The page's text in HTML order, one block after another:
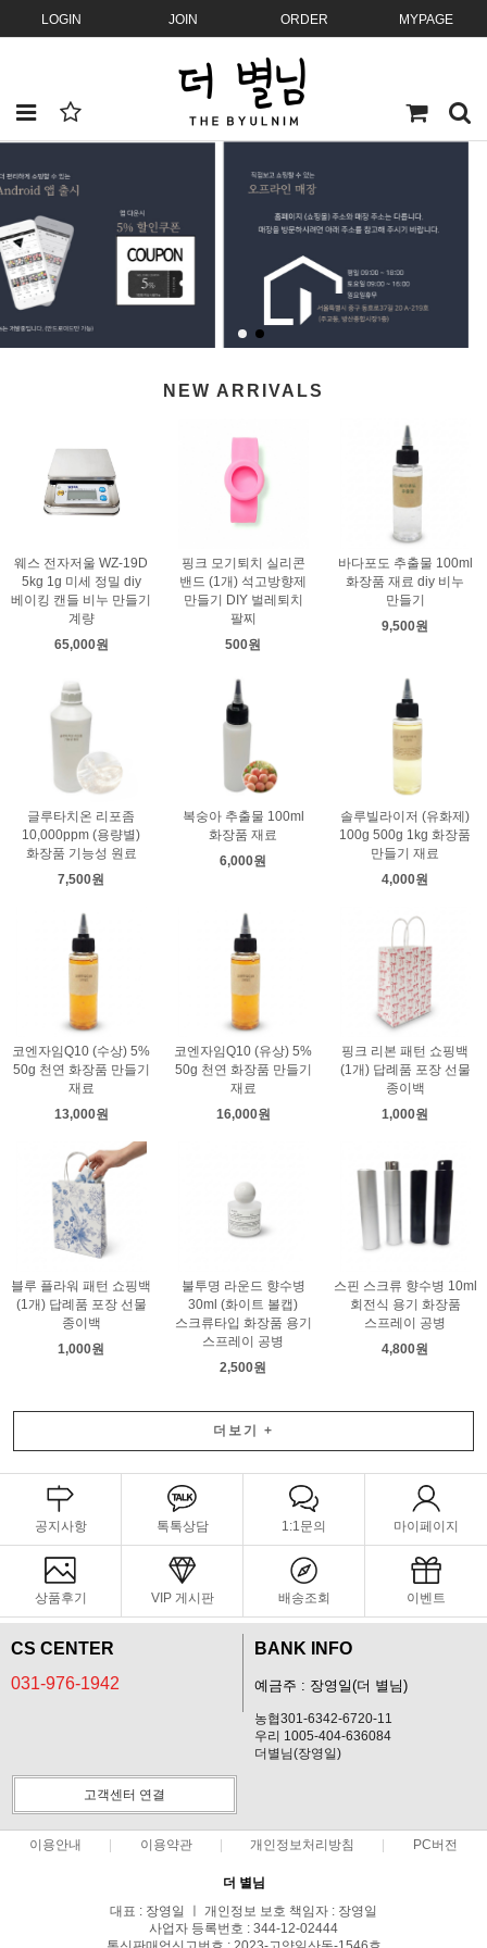
LOGIN JOIN ORDER MYPAGE
NEW ARRIVALS
웨스 전자저울 WZ-19D
5kg 1g 미세 정밀 diy
베이킹 캔들 비누 만들기
계량
65,000원
핑크 모기퇴치 실리콘
밴드 (1개) 석고방향제
만들기 DIY 벌레퇴치
팔찌
500원
바다포도 추출물 100ml
화장품 재료 diy 비누
만들기
9,500원
글루타치온 리포좀
10,000ppm (용량별)
화장품 기능성 원료
7,500원
복숭아 추출물 100ml
화장품 재료
6,000원
솔루빌라이저 (유화제)
100g 500g 1kg 화장품
만들기 재료
4,000원
코엔자임Q10 (수상) 5%
50g 천연 화장품 만들기
재료
13,000원
코엔자임Q10 (유상) 5%
50g 천연 화장품 만들기
재료
16,000원
핑크 리본 패턴 쇼핑백
(1개) 답례품 포장 선물
종이백
1,000원
블루 플라워 패턴 쇼핑백
(1개) 답례품 포장 선물
종이백
1,000원
불투명 라운드 향수병
30ml (화이트 볼캡)
스크류타입 화장품 용기
스프레이 공병
2,500원
스핀 스크류 향수병 10ml
회전식 용기 화장품
스프레이 공병
4,800원
더보기 +
공지사항 톡톡상담 1:1문의 마이페이지
상품후기 VIP 게시판 배송조회 이벤트
CS CENTER
031-976-1942
BANK INFO
예금주 : 장영일(더 별님)
농협301-6342-6720-11
우리 1005-404-636084
더별님(장영일)
고객센터 연결
이용안내 이용약관 개인정보처리방침 PC버전
더 별님
대표 : 장영일 ㅣ 개인정보 보호 책임자 : 장영일
사업자 등록번호 : 344-12-02444